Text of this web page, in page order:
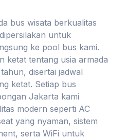
bus wisata berkualitas
untuk
ke pool bus kami.
ketat tentang usia armada
disertai jadwal
ketat. Setiap bus
Jakarta kami
modern seperti AC
yang nyaman, sistem
serta WiFi untuk